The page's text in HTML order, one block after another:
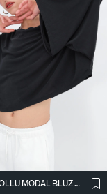
YARASA KOLLU MODAL BLUZ B12345